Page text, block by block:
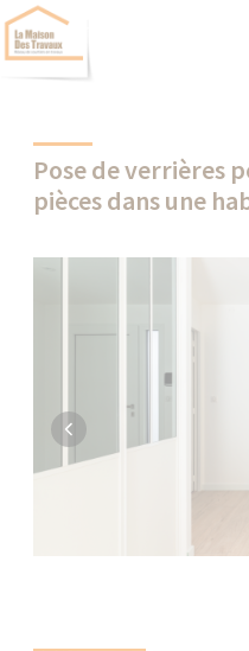
Pose de verrières
pièces dans une